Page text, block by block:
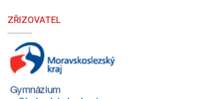
ZŘIZOVATEL